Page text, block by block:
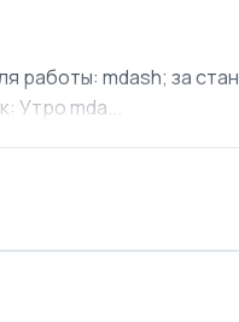
mdash; за
Утро mda...